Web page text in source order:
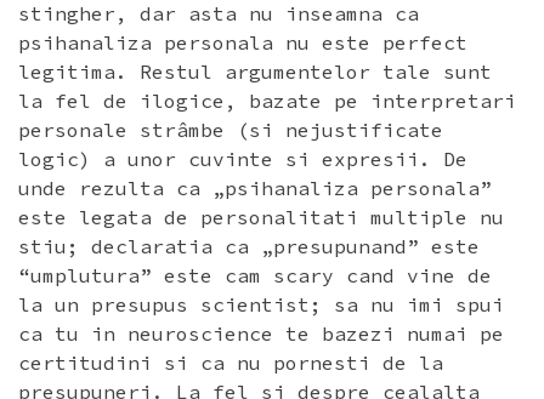
stingher, dar asta nu inseamna ca
psihanaliza personala nu este perfect
legitima. Restul argumentelor tale sunt
la fel de ilogice, bazate pe interpretari
personale strâmbe (si nejustificate
logic) a unor cuvinte si expresii. De
unde rezulta ca „psihanaliza personala”
este legata de personalitati multiple nu
stiu; declaratia ca „presupunand” este
“umplutura” este cam scary cand vine de
la un presupus scientist; sa nu imi spui
ca tu in neuroscience te bazezi numai pe
certitudini si ca nu pornesti de la
presupuneri. La fel si despre cealalta